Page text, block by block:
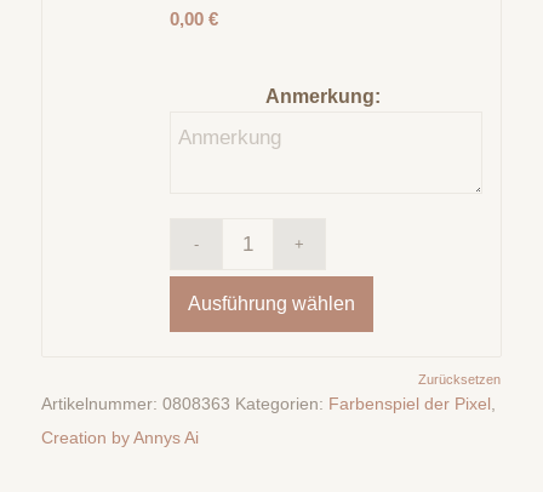
Zurücksetzen
0,00 €
Anmerkung:
Ausführung wählen
Artikelnummer: 0808363 Kategorien: Farbenspiel der Pixel,
Creation by Annys Ai